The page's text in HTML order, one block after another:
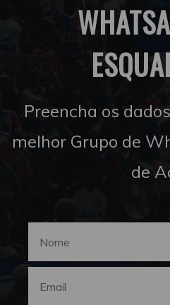
Preencha os
melhor Grupo de
de